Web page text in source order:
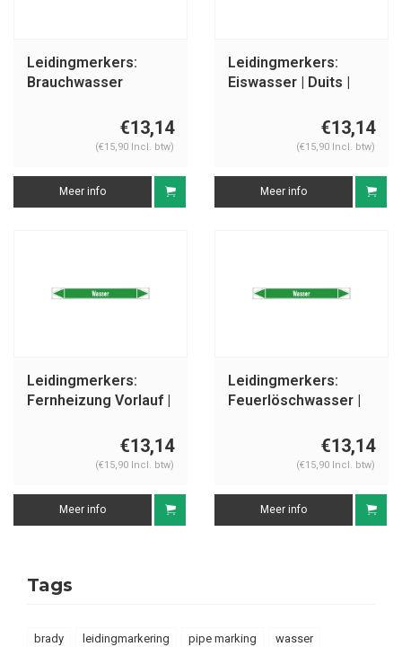
Leidingmerkers:
Brauchwasser
€13,14
(€15,90 Incl. btw)
Meer info
Leidingmerkers:
Eiswasser | Duits |
€13,14
(€15,90 Incl. btw)
Meer info
Leidingmerkers:
Fernheizung Vorlauf |
€13,14
(€15,90 Incl. btw)
Meer info
Leidingmerkers:
Feuerlöschwasser |
€13,14
(€15,90 Incl. btw)
Meer info
Tags
brady leidingmarkering pipe marking wasser